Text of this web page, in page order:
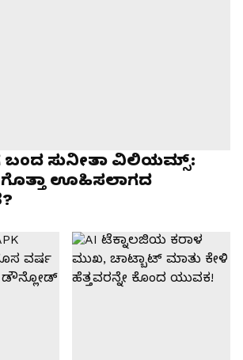
ಸುನೀತಾ ವಿಲಿಯಮ್ಸ್:
ಗೊತ್ತಾ ಊಹಿಸಲಾಗದ